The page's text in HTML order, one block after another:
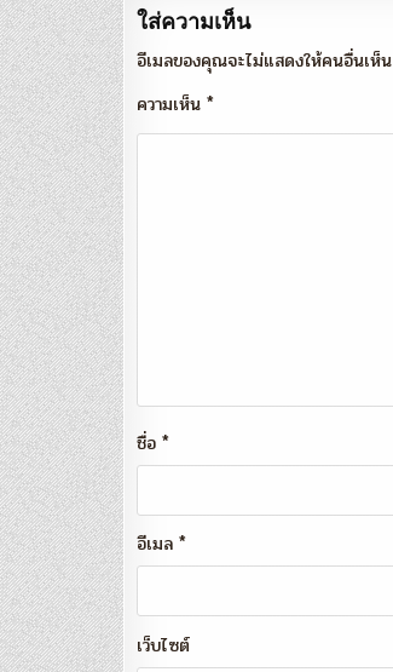
ใส่ความเห็น
อีเมลของคุณจะไม่แสดงให้คนอื่นเห็น
ความเห็น *
ชื่อ *
อีเมล *
เว็บไซต์